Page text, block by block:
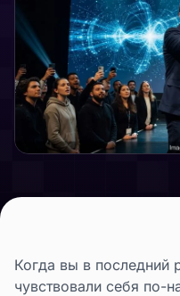
Когда вы в последний
чувствовали себя по-